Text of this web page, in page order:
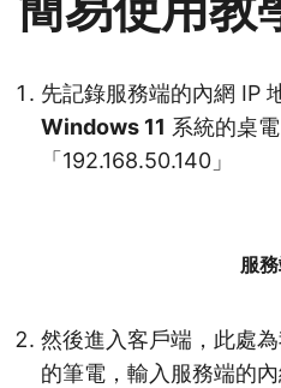
先記錄服務端的內網 IP
Windows 11 系統的桌
「192.168.50.140」
服
然後進入客戶端，此處
的筆電，輸入服務端的